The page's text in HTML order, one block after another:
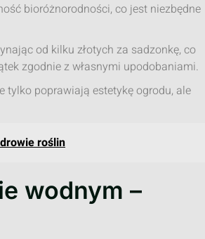
bioróżnorodności, co jest niezbędne
od kilku złotych za sadzonkę, co
zgodnie z własnymi upodobaniami.
poprawiają estetykę ogrodu, ale
roślin
wodnym –